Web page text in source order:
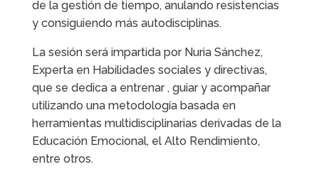
de la gestión de tiempo, anulando resistencias
y consiguiendo más autodisciplinas.
La sesión será impartida por Nuria Sánchez,
Experta en Habilidades sociales y directivas,
que se dedica a entrenar , guiar y acompañar
utilizando una metodología basada en
herramientas multidisciplinarias derivadas de la
Educación Emocional, el Alto Rendimiento,
entre otros.